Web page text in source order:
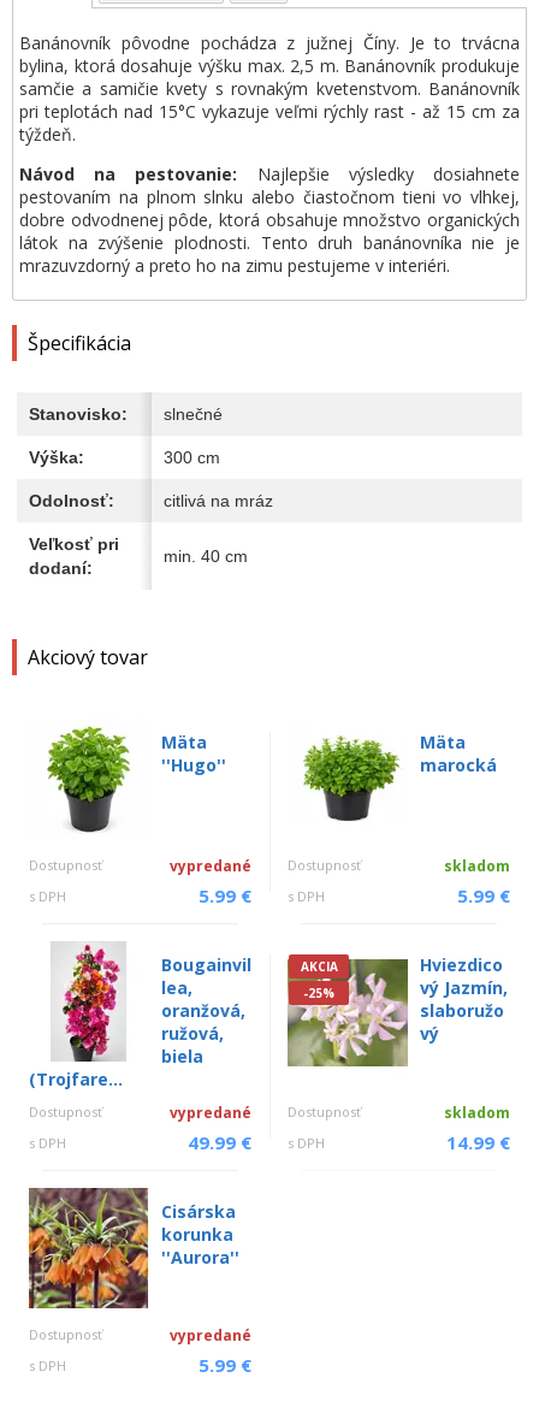
Akciový tovar
Mäta
''Hugo''
Dostupnosť vypredané
s DPH 5.99 €
Mäta
marocká
Dostupnosť skladom
s DPH 5.99 €
Bougainvil
lea,
oranžová,
ružová,
biela
(Trojfare...
Dostupnosť vypredané
s DPH 49.99 €
AKCIA
-25%
Hviezdico
vý Jazmín,
slaboružo
vý
Dostupnosť skladom
s DPH 14.99 €
Cisárska
korunka
''Aurora''
Dostupnosť vypredané
s DPH 5.99 €
Banánovník pôvodne pochádza z južnej Číny. Je to trvácna
bylina, ktorá dosahuje výšku max. 2,5 m. Banánovník produkuje
samčie a samičie kvety s rovnakým kvetenstvom. Banánovník
pri teplotách nad 15°C vykazuje veľmi rýchly rast - až 15 cm za
týždeň.
Návod na pestovanie: Najlepšie výsledky dosiahnete
pestovaním na plnom slnku alebo čiastočnom tieni vo vlhkej,
dobre odvodnenej pôde, ktorá obsahuje množstvo organických
látok na zvýšenie plodnosti. Tento druh banánovníka nie je
mrazuvzdorný a preto ho na zimu pestujeme v interiéri.
Špecifikácia
Stanovisko: slnečné
Výška: 300 cm
Odolnosť: citlivá na mráz
Veľkosť pri
dodaní:
min. 40 cm